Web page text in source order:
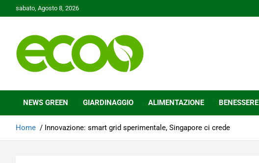
to
sabato, Agosto 8, 2026
Ecoo.it
NEWS GREEN GIARDINAGGIO ALIMENTAZIONE BENESSERE
Home Innovazione: smart grid sperimentale, Singapore ci crede